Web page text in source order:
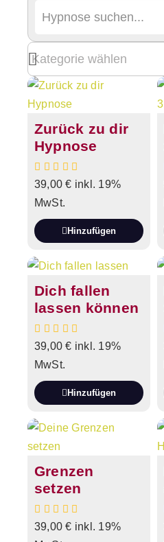
Zurück zu dir
Hypnose
39,00€ inkl. 19%
MwSt.
Hinzufügen
Dich fallen
lassen können
39,00€ inkl. 19%
MwSt.
Hinzufügen
Grenzen
setzen
39,00€ inkl. 19%